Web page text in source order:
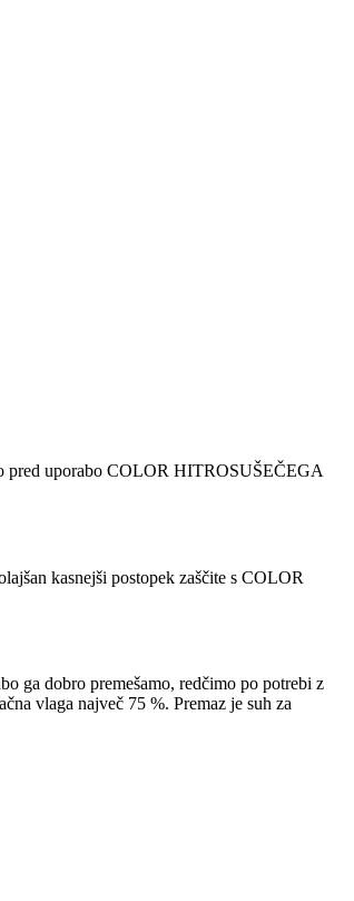
pred uporabo COLOR HITROSUŠEČEGA
kasnejši postopek zaščite s COLOR
ga dobro premešamo, redčimo po potrebi z
vlaga največ 75 %. Premaz je suh za